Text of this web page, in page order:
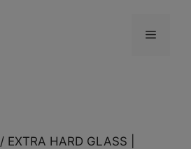
Menü
/ EXTRA HARD GLASS |